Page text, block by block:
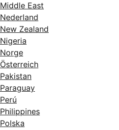
Middle East
Nederland
New Zealand
Nigeria
Norge
Österreich
Pakistan
Paraguay
Perú
Philippines
Polska